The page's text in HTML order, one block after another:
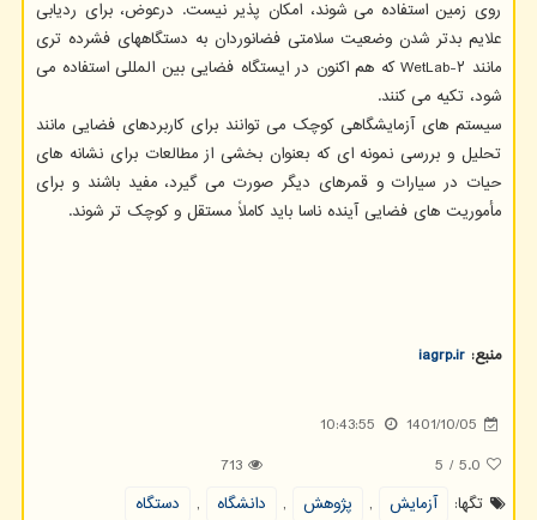
روی زمین استفاده می شوند، امکان پذیر نیست. درعوض، برای ردیابی
علایم بدتر شدن وضعیت سلامتی فضانوردان به دستگاههای فشرده تری
مانند WetLab-۲ که هم اکنون در ایستگاه فضایی بین المللی استفاده می
شود، تکیه می کنند.
سیستم های آزمایشگاهی کوچک می توانند برای کاربردهای فضایی مانند
تحلیل و بررسی نمونه ای که بعنوان بخشی از مطالعات برای نشانه های
حیات در سیارات و قمرهای دیگر صورت می گیرد، مفید باشند و برای
مأموریت های فضایی آینده ناسا باید کاملاً مستقل و کوچک تر شوند.
منبع: iagrp.ir
1401/10/05
10:43:55
5.0
/
5
713
تگها:
آزمایش , پژوهش , دانشگاه ,
دستگاه